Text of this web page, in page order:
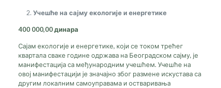
Учешће на сајму екологије и енергетике
400 000,00 динара
Сајам екологије и енергетике, који се током трећег
квартала сваке године одржава на Београдском сајму, је
манифестација са међународним учешћем. Учешће на
овој манифестацији је значајно због размене искустава са
другим локалним самоуправама и остваривања